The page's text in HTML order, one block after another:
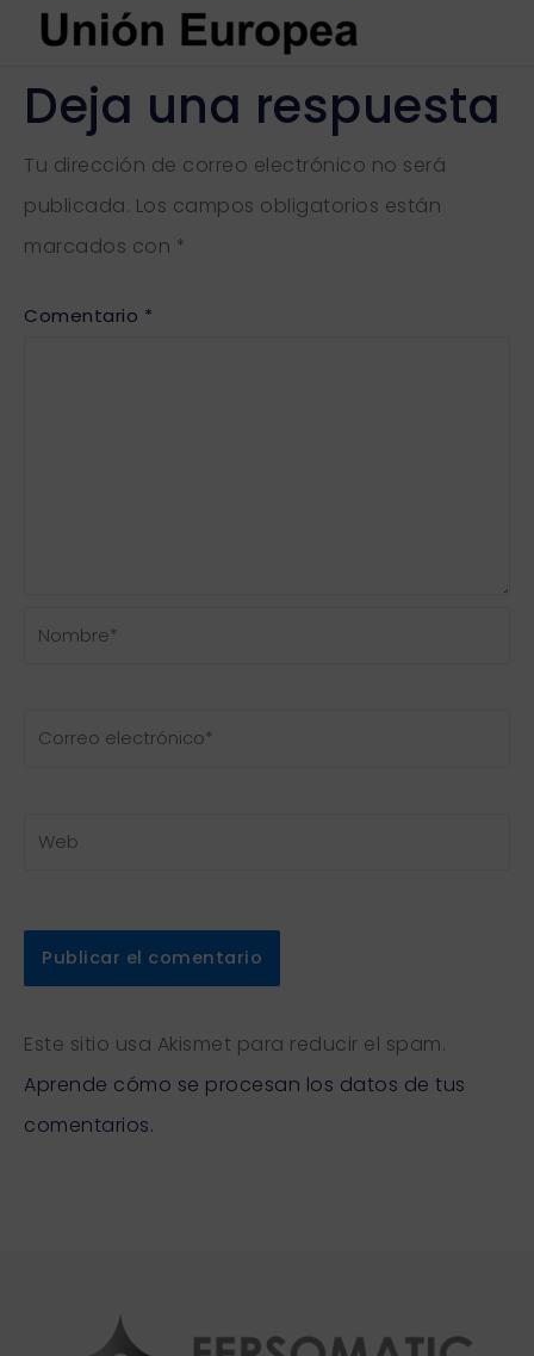
Deja una respuesta
Tu dirección de correo electrónico no será
publicada. Los campos obligatorios están
marcados con *
Comentario *
Nombre*
Correo
Web
Este sitio usa Akismet para reducir el spam.
Aprende cómo se procesan los datos de tus
comentarios.